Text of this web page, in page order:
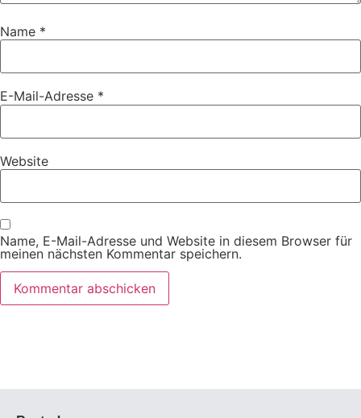
Name *
E-Mail-Adresse *
Website
Name, E-Mail-Adresse und Website in diesem Browser für
meinen nächsten Kommentar speichern.